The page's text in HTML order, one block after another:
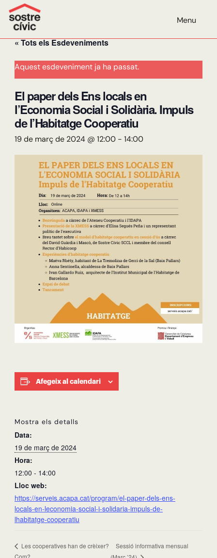
Menu
« Tots els Esdeveniments
Aquest esdeveniment ja ha passat.
El paper dels Ens locals en
l’Economia Social i Solidària. Impuls
de l’Habitatge Cooperatiu
19 de març de 2024 @ 12:00 - 14:00
Afegeix al calendari
Mostra els detalls
Data:
19 de març de 2024
Hora:
12:00 - 14:00
Lloc web:
https://serveis.acapa.cat/program/el-paper-dels-ens-
locals-en-leconomia-social-i-solidaria-impuls-de-
lhabitatge-cooperatiu
Les cooperatives han de crèixer?
Sessió informativa mensual